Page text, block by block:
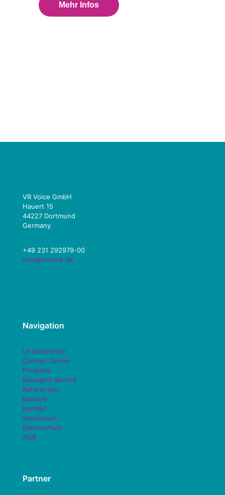
Mehr Infos
VR Voice GmbH
Hauert 15
44227 Dortmund
Germany
+49 231 292979-00
info@vrvoice.de
Navigation
Unternehmen
Contact Center
Produkte
Managed Service
Referenzen
Karriere
Kontakt
Impressum
Datenschutz
AGB
Partner